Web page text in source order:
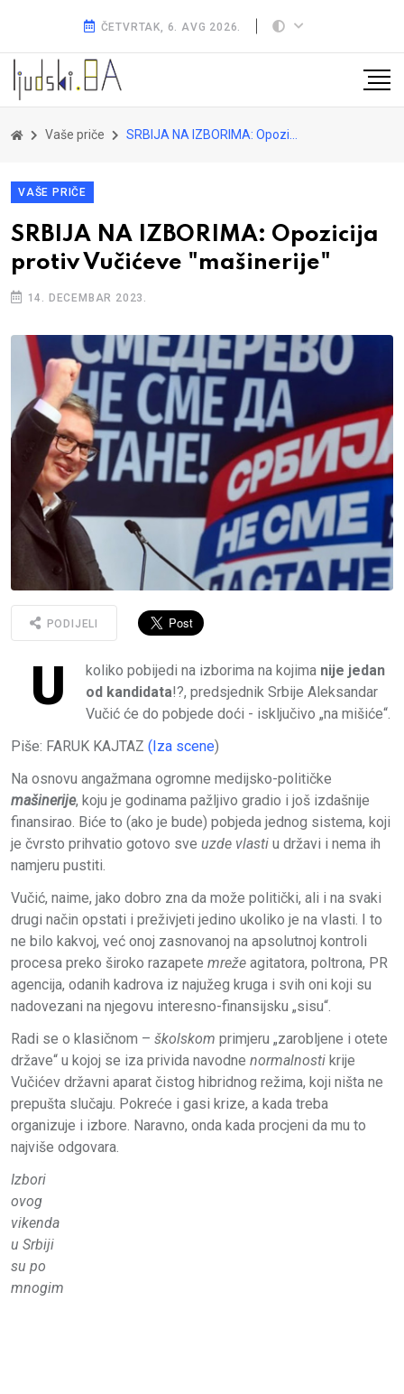
ČETVRTAK, 6. AVG 2026.
Vaše priče SRBIJA NA IZBORIMA: Opozicija protiv Vučićeve "mašinerije"
VAŠE PRIČE
SRBIJA NA IZBORIMA: Opozicija
protiv Vučićeve "mašinerije"
14. DECEMBAR 2023.
PODIJELI
U koliko pobijedi na izborima na kojima nije jedan
od kandidata!?, predsjednik Srbije Aleksandar
Vučić će do pobjede doći - isključivo „na mišiće“.
Piše: FARUK KAJTAZ (Iza scene)
Na osnovu angažmana ogromne medijsko-političke
mašinerije, koju je godinama pažljivo gradio i još izdašnije
finansirao. Biće to (ako je bude) pobjeda jednog sistema, koji
je čvrsto prihvatio gotovo sve uzde vlasti u državi i nema ih
namjeru pustiti.
Vučić, naime, jako dobro zna da može politički, ali i na svaki
drugi način opstati i preživjeti jedino ukoliko je na vlasti. I to
ne bilo kakvoj, već onoj zasnovanoj na apsolutnoj kontroli
procesa preko široko razapete mreže agitatora, poltrona, PR
agencija, odanih kadrova iz najužeg kruga i svih oni koji su
nadovezani na njegovu interesno-finansijsku „sisu“.
Radi se o klasičnom – školskom primjeru „zarobljene i otete
države“ u kojoj se iza privida navodne normalnosti krije
Vučićev državni aparat čistog hibridnog režima, koji ništa ne
prepušta slučaju. Pokreće i gasi krize, a kada treba
organizuje i izbore. Naravno, onda kada procjeni da mu to
najviše odgovara.
Izbori
ovog
vikenda
u Srbiji
su po
mnogim